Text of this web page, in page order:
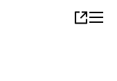
Share